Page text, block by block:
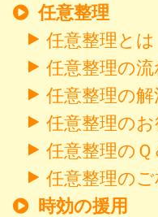
任意整理
任意整理とは
任意整理の流
任意整理の
任意整理の
任意整理のＱ
任意整理の
時効の援用